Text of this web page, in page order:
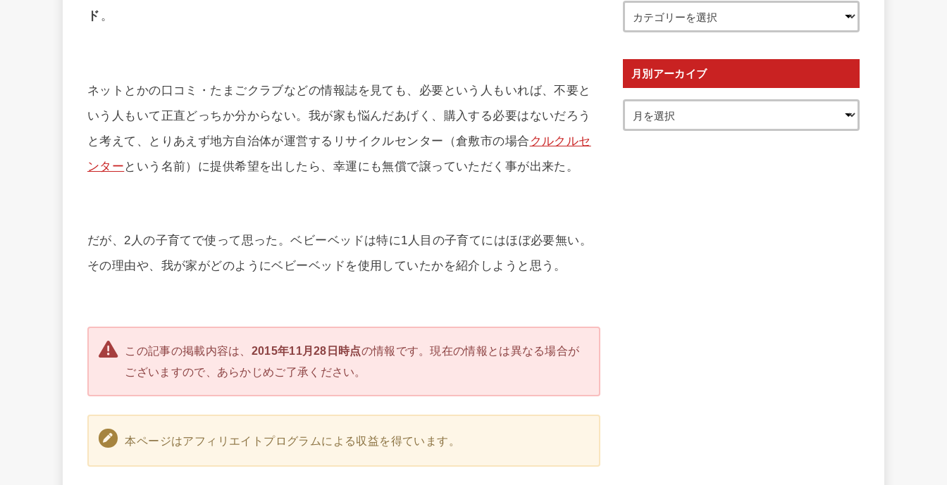
ド 。
ネットとかの口コミ・たまごクラブなどの情報誌を見ても、必要という人もいれば、不要と
いう人もいて正直どっちか分からない。我が家も悩んだあげく、購入する必要はないだろう
と考えて、とりあえず地方自治体が運営するリサイクルセンター（倉敷市の場合 クルクルセ
ンター という名前）に提供希望を出したら、幸運にも無償で譲っていただく事が出来た。
だが、2人の子育てで使って思った。ベビーベッドは特に1人目の子育てにはほぼ必要無い。
その理由や、我が家がどのようにベビーベッドを使用していたかを紹介しようと思う。
この記事の掲載内容は、 2015年11月28日時点の情報です。現在の情報とは異なる場合が
ございますので、あらかじめご了承ください。
本ページはアフィリエイトプログラムによる収益を得ています。
月別アーカイブ